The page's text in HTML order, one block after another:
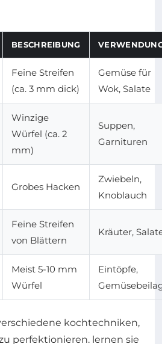
BESCHREIBUNG
Feine Streifen
(ca. 3 mm dick)
Gemüse für
Wok, Salate
Winzige
Würfel (ca. 2
mm)
Suppen,
Garnituren
Grobes Hacken
Zwiebeln,
Knoblauch
Feine Streifen
von Blättern
Kräuter,
Meist 5-10 mm
Würfel
Eintöpfe,